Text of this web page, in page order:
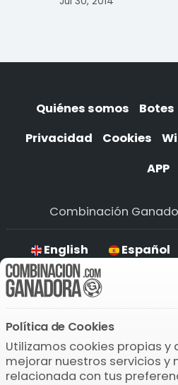
Quiénes somos Botes
Privacidad
Cookies
APP
Combinación
English Español
Descarga la
Política de Cookies
Utilizamos cookies propias y
mejorar nuestros servicios y
relacionada con tus